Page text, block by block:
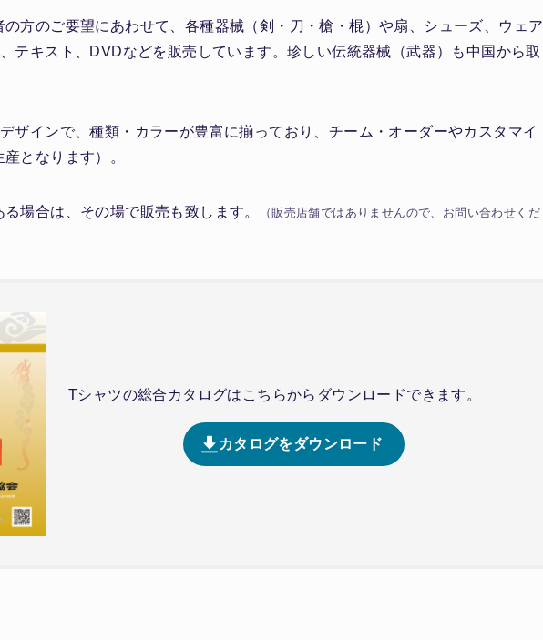
方のご要望にあわせて、各種器械（剣・刀・槍・棍）や扇、シューズ、ウェア
テキスト、DVDなどを販売しています。珍しい伝統器械（武器）も中国から取
ザインで、種類・カラーが豊富に揃っており、チーム・オーダーやカスタマイ
となります）。
場合は、その場で販売も致します。 （販売店舗ではありませんので、お問い合わせくだ
Tシャツの総合カタログはこちらからダウンロードできます。
カタログをダウンロード